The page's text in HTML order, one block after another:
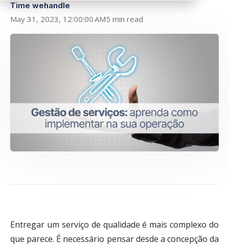
Time wehandle
May 31, 2023, 12:00:00 AM5 min read
Entregar um serviço de qualidade é mais complexo do
que parece. É necessário pensar desde a concepção da